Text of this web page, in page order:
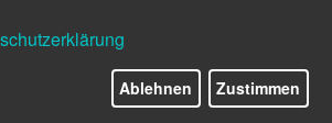
Ablehnen Zustimmen